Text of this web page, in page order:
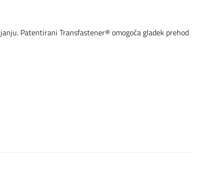
Patentirani Transfastener® omogoča gladek prehod